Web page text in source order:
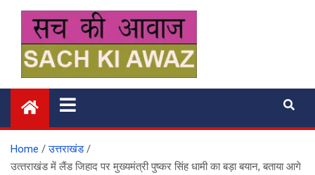
content
सच की आवाज
Home
उत्तराखंड
उत्‍तराखंड में लैंड जिहाद पर मुख्‍यमंत्री पुष्‍कर सिंह धामी का बड़ा बयान, बताया आगे